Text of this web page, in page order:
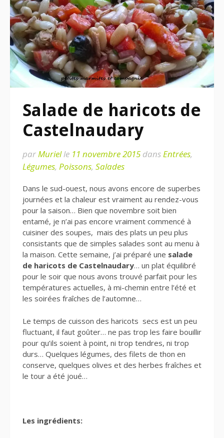
Salade de haricots de
Castelnaudary
parMurielle 11 novembre 2015 dansEntrées,
Légumes, Poissons, Salades
Dans le sud-ouest, nous avons encore de superbes
journées et la chaleur est vraiment au rendez-vous
pour la saison… Bien que novembre soit bien
entamé, je n’ai pas encore vraiment commencé à
cuisiner des soupes, mais des plats un peu plus
consistants que de simples salades sont au menu à
la maison. Cette semaine, j’ai préparé une salade
de haricots de Castelnaudary… un plat équilibré
pour le soir que nous avons trouvé parfait pour les
températures actuelles, à mi-chemin entre l’été et
les soirées fraîches de l’automne…
Le temps de cuisson des haricots secs est un peu
fluctuant, il faut goûter… ne pas trop les faire bouillir
pour qu’ils soient à point, ni trop tendres, ni trop
durs… Quelques légumes, des filets de thon en
conserve, quelques olives et des herbes fraîches et
le tour a été joué…
Les ingrédients: